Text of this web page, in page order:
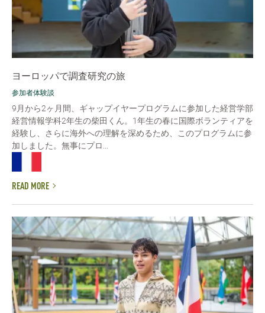
ヨーロッパで調査研究の旅
参加者体験談
9月から2ヶ月間、ギャップイヤープログラムに参加した経営学部
経営情報学科2年生の柴田くん。1年生の春に国際ボランティアを
経験し、さらに海外への理解を深めるため、このプログラムに参
加しました。無事にプロ...
READ MORE